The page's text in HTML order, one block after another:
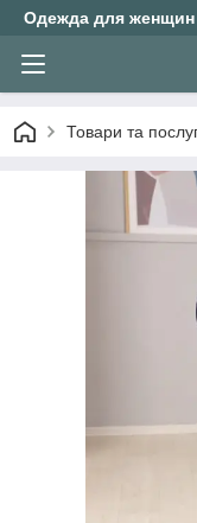
Одежда для женщин
Товари та